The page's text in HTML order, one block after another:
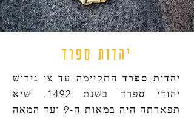
יהדות ספרד
יהדות ספרדהתקיימה עד צו גירוש
יהודי ספרד בשנת 1492 . שיא
תפארתה היה במאות ה-9 ועד המאה